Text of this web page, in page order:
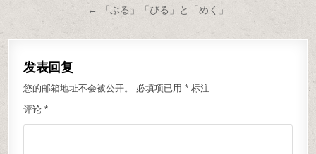
← 「ぶる」「びる」と「めく」
发表回复
您的邮箱地址不会被公开。 必填项已用* 标注
评论*